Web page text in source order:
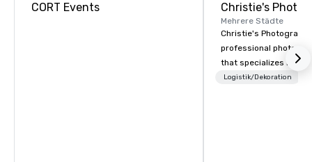
CORT Events
Mehrere Städte
Christie's
professional
that specializes in
for corporate events.
Logistik/Dekoration